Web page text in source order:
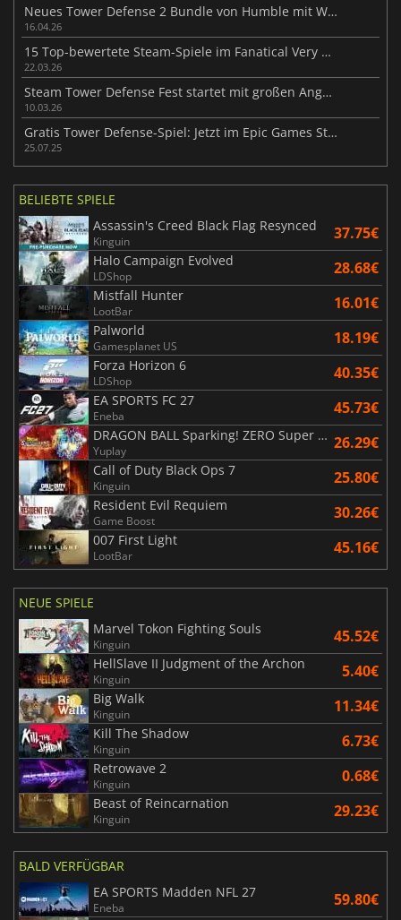
Neues Tower Defense 2 Bundle von Humble mit Wunschpreis
16.04.26
15 Top-bewertete Steam-Spiele im Fanatical Very Positive Bundle
22.03.26
Steam Tower Defense Fest startet mit großen Angeboten bis zum 16. März
10.03.26
Gratis Tower Defense-Spiel: Jetzt im Epic Games Store holen!
25.07.25
BELIEBTE SPIELE
Assassin's Creed Black Flag Resynced
Kinguin 37.75€
Halo Campaign Evolved
LDShop 28.68€
Mistfall Hunter
LootBar 16.01€
Palworld
Gamesplanet US 18.19€
Forza Horizon 6
LDShop 40.35€
EA SPORTS FC 27
Eneba 45.73€
DRAGON BALL Sparking! ZERO Super Limit Breaking NEO
Yuplay 26.29€
Call of Duty Black Ops 7
Kinguin 25.80€
Resident Evil Requiem
Game Boost 30.26€
007 First Light
LootBar 45.16€
NEUE SPIELE
Marvel Tokon Fighting Souls
Kinguin 45.52€
HellSlave II Judgment of the Archon
Kinguin 5.40€
Big Walk
Kinguin 11.34€
Kill The Shadow
Kinguin 6.73€
Retrowave 2
Kinguin 0.68€
Beast of Reincarnation
Kinguin 29.23€
BALD VERFÜGBAR
EA SPORTS Madden NFL 27
Eneba 59.80€